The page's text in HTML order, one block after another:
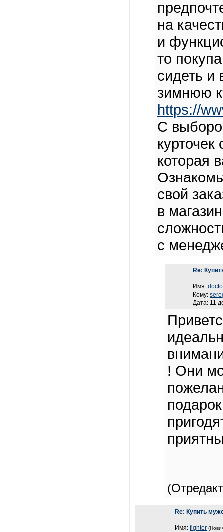
на
и
то
сидеть и
зимнюю
https://
С
которая
свой
в
с
Re:
Имя:
Кому:
Дата: 11
! Они
Re: Купить
Имя: fighter